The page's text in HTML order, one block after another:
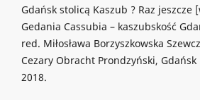
Gdańsk stolicą Kaszub ? Raz jeszcze
Gedania Cassubia – kaszubskość
red. Miłosława Borzyszkowska
Cezary Obracht Prondzyński, Gdańsk
2018.